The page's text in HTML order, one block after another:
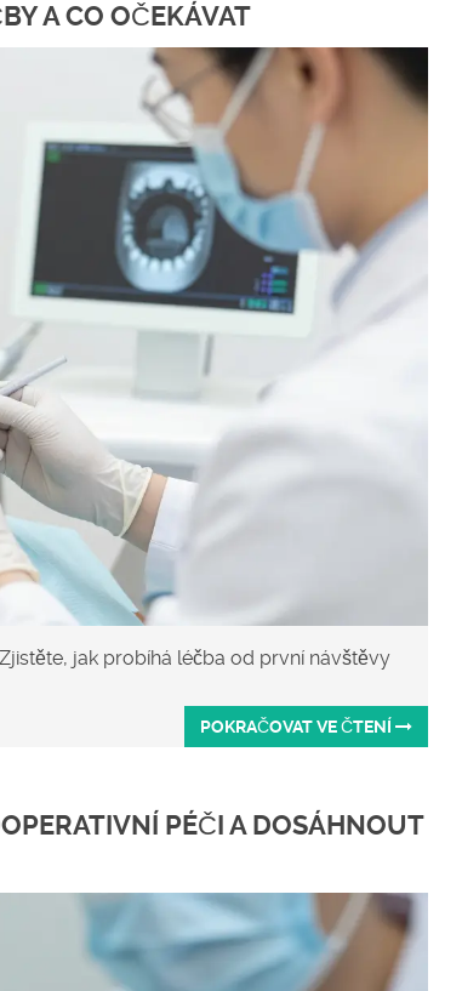
A CO OČEKÁVAT
jak probíhá léčba od první návštěvy
POKRAČOVAT VE ČTENÍ
PÉČI A DOSÁHNOUT